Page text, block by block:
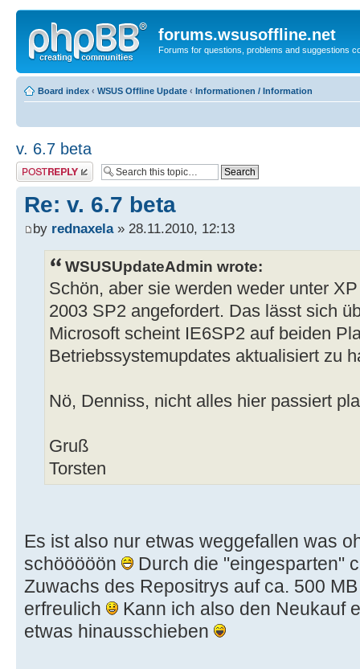
forums.wsusoffline.net
Forums for questions, problems and suggestions
Board index ‹ WSUS Offline Update ‹ Informationen / Information
v. 6.7 beta
Post a reply
Re: v. 6.7 beta
by rednaxela» 28.11.2010, 12:13
WSUSUpdateAdmin wrote:
Schön, aber sie werden weder unter
2003 SP2 angefordert. Das lässt sich
Microsoft scheint IE6SP2 auf beiden
Betriebssystemupdates aktualisiert zu
Nö, Denniss, nicht alles hier passiert
Gruß
Torsten
Es ist also nur etwas weggefallen was
schööööön
Durch die "eingesparten"
Zuwachs des Repositrys auf ca. 500
erfreulich
Kann ich also den Neukauf
etwas hinausschieben